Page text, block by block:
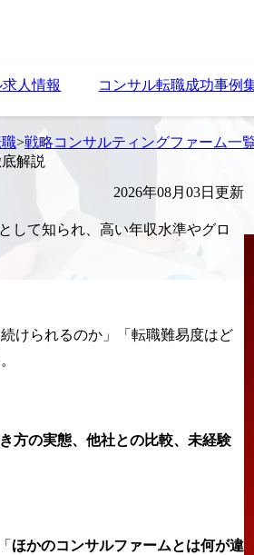
人情報 コンサル転職成功事例
>戦略コンサルティングファーム一
解説
2026年08月03日更新
して知られ、高い年収水準やグロ
けられるのか」「転職難易度はど
方の実態、他社との比較、未経験
ほかのコンサルファームとは何が違